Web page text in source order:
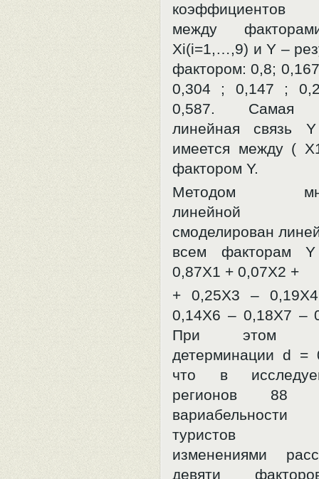
коэффициентов
между
Хi(i=1,…,9) и Y –
фактором: 0,8;
0,304 ; 0,147 ;
0,587. Самая
линейная
имеется между (
фактором Y.
Методом
линейной
смоделирован
всем факторам
0,87Х1 + 0,07Х2 +
+ 0,25Х3 –
0,14Х6 – 0,18Х7 –
При этом
детерминации d =
что в
регионов 88
вариабельности
туристов
изменениями
девяти